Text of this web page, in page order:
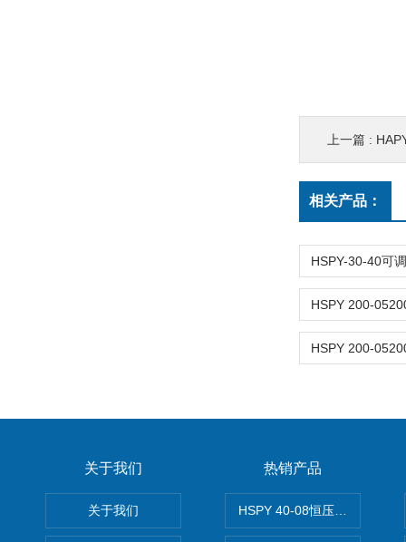
上一篇 :
相关产品：
关于我们
关于我们
热销产品
HSPY 40-08恒压恒流恒功率